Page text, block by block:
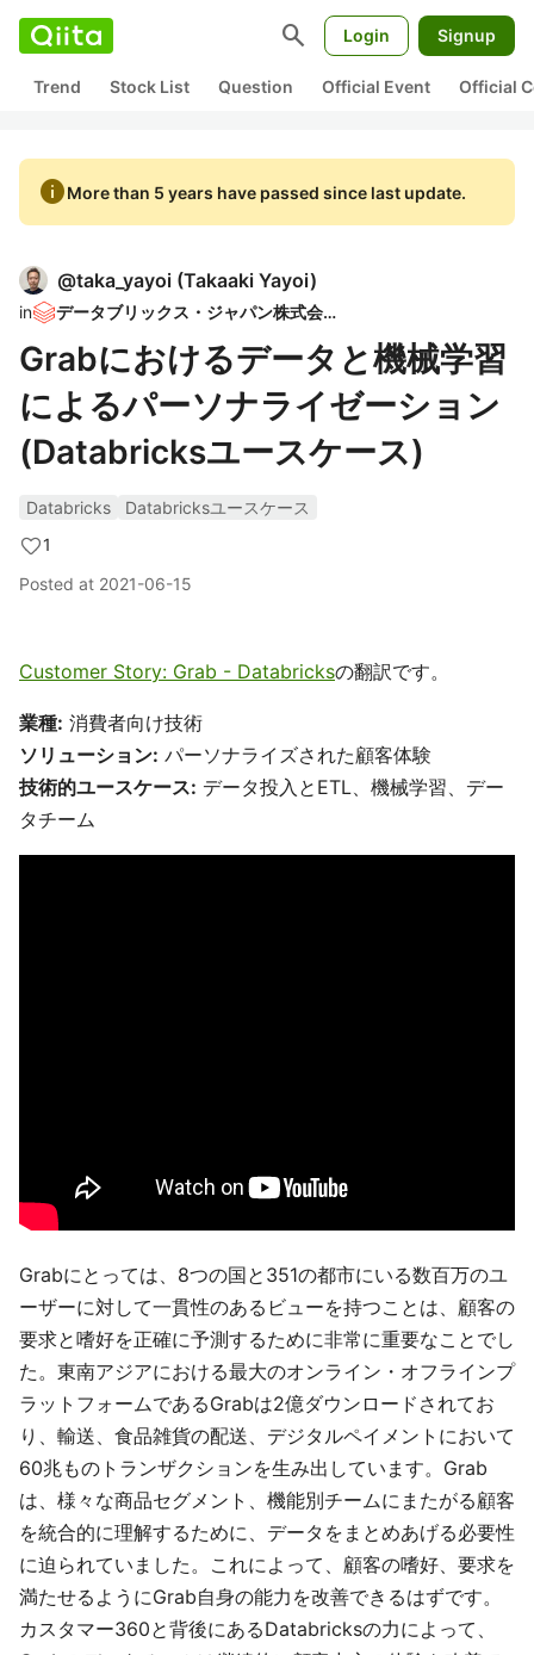
search Login Signup
Trend Stock List Question Official Event Official
infoMore than 5 years have passed since last update.
@taka_yayoi (Takaaki Yayoi)
in データブリックス・ジャパン株式会社
Grabにおけるデータと機械学習
によるパーソナライゼーション
(Databricksユースケース)
Databricks
Databricksユースケース
1
Posted at 2021-06-15
Customer Story: Grab - Databricksの翻訳です。
業種: 消費者向け技術
ソリューション: パーソナライズされた顧客体験
技術的ユースケース: データ投入とETL、機械学習、デー
タチーム
Grabにとっては、8つの国と351の都市にいる数百万のユ
ーザーに対して一貫性のあるビューを持つことは、顧客の
要求と嗜好を正確に予測するために非常に重要なことでし
た。東南アジアにおける最大のオンライン・オフラインプ
ラットフォームであるGrabは2億ダウンロードされてお
り、輸送、食品雑貨の配送、デジタルペイメントにおいて
60兆ものトランザクションを生み出しています。Grab
は、様々な商品セグメント、機能別チームにまたがる顧客
を統合的に理解するために、データをまとめあげる必要性
に迫られていました。これによって、顧客の嗜好、要求を
満たせるようにGrab自身の能力を改善できるはずです。
カスタマー360と背後にあるDatabricksの力によって、